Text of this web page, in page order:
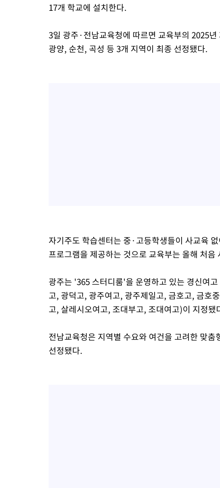
17개 학교에 설치한다.
3일 광주·전남교육청에 따르면 교육부의 2025
광양, 순천, 곡성 등 3개 지역이 최종 선정됐다.
자기주도 학습센터는 중·고등학생들이 사교육
프로그램을 제공하는 것으로 교육부는 올해 처음
광주는 '365 스터디룸'을 운영하고 있는 경신여
고, 광덕고, 광주여고, 광주제일고, 금호고, 금호
고, 살레시오여고, 조대부고, 조대여고)이 지정됐
전남교육청은 지역별 수요와 여건을 고려한 맞
선정됐다.